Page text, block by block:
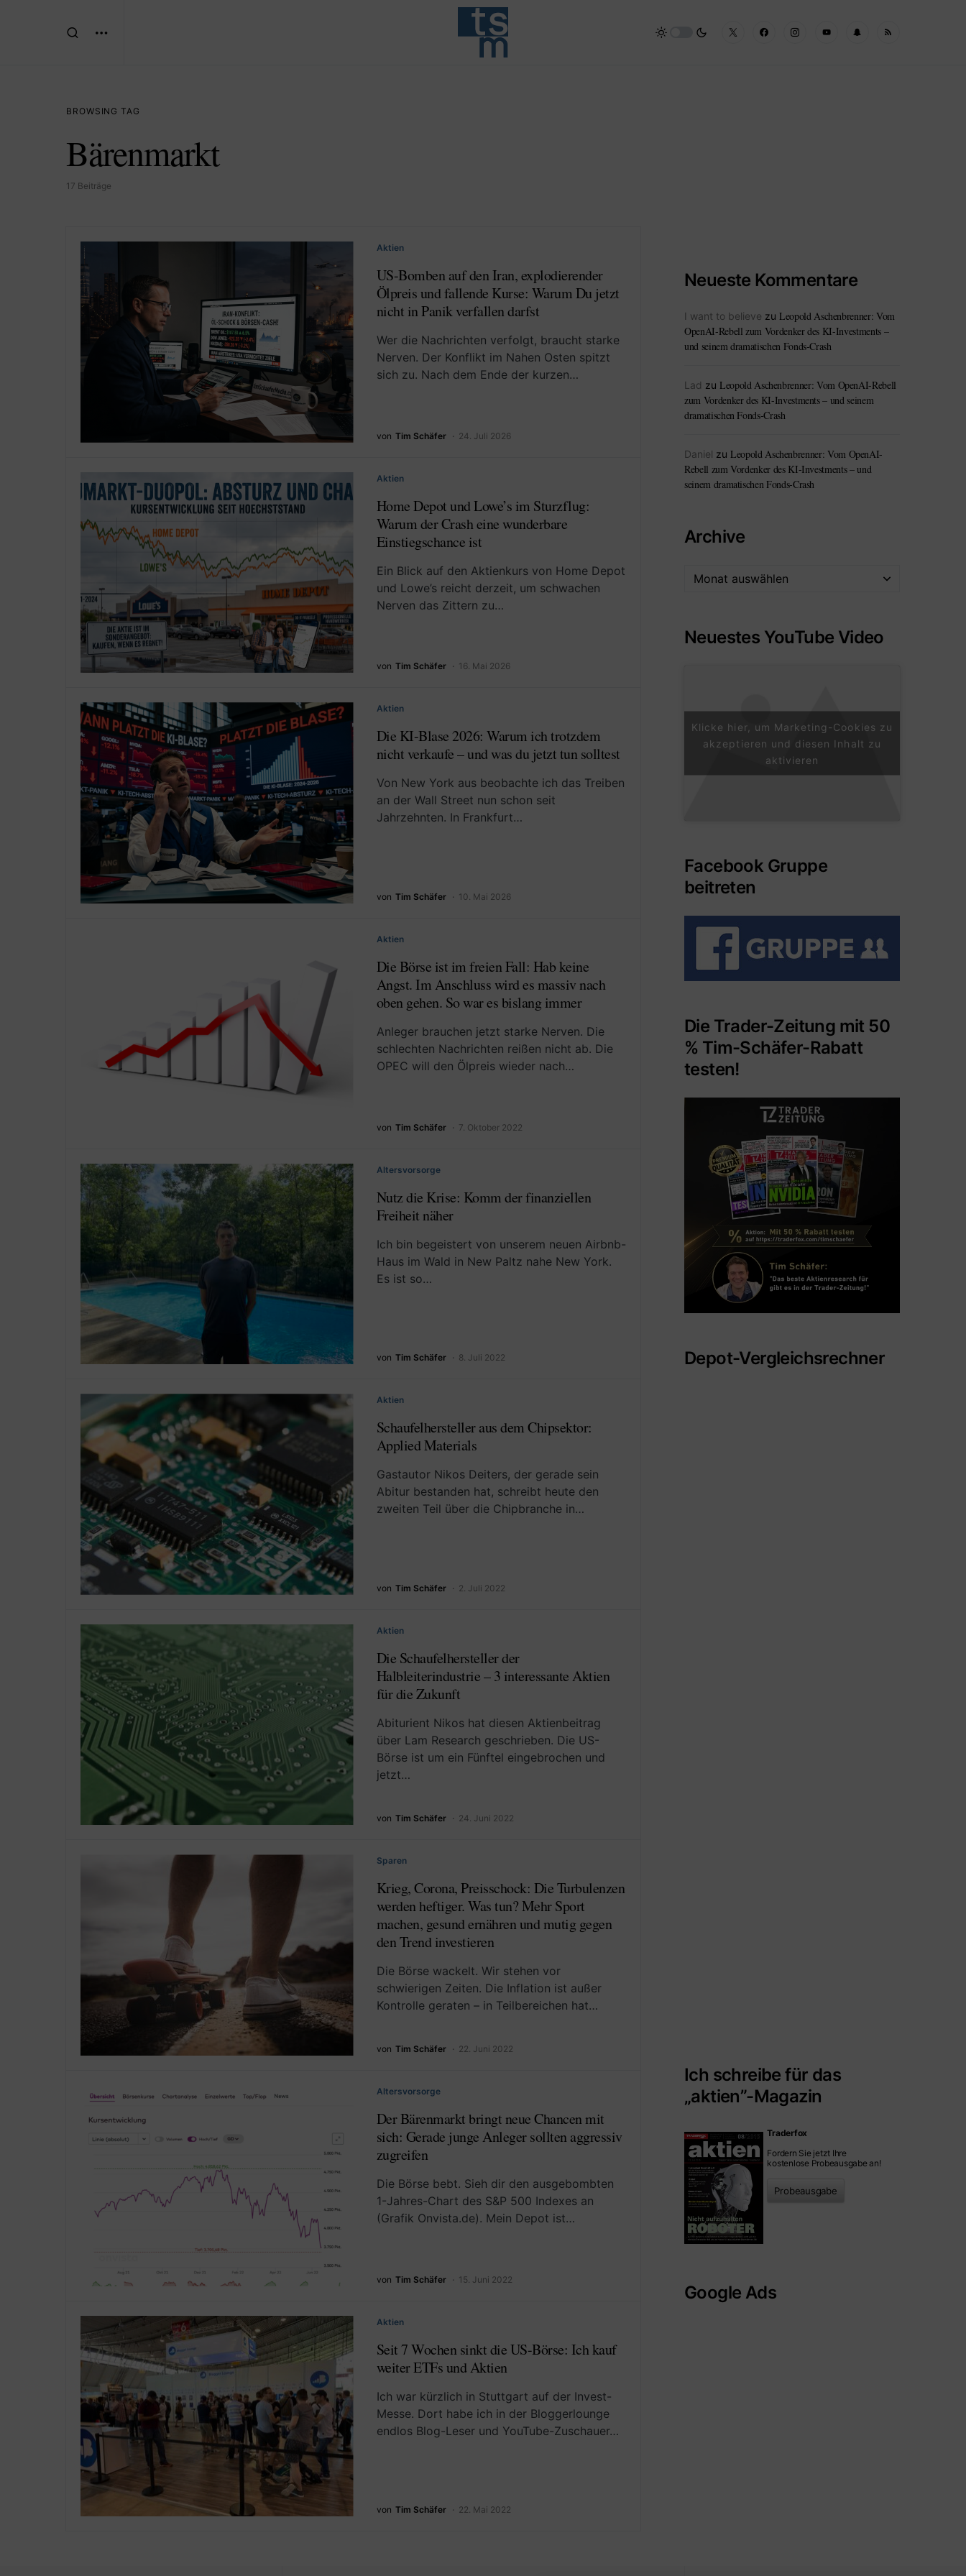
BROWSING TAG
Bärenmarkt
17 Beiträge
Aktien
US-Bomben auf den Iran, explodierender
Ölpreis und fallende Kurse: Warum Du jetzt
nicht in Panik verfallen darfst
Wer die Nachrichten verfolgt, braucht starke
Nerven. Der Konflikt im Nahen Osten spitzt
sich zu. Nach dem Ende der kurzen…
von Tim Schäfer 24. Juli 2026
Aktien
Home Depot und Lowe’s im Sturzflug:
Warum der Crash eine wunderbare
Einstiegschance ist
Ein Blick auf den Aktienkurs von Home Depot
und Lowe’s reicht derzeit, um schwachen
Nerven das Zittern zu…
von Tim Schäfer 16. Mai 2026
Aktien
Die KI-Blase 2026: Warum ich trotzdem
nicht verkaufe – und was du jetzt tun solltest
Von New York aus beobachte ich das Treiben
an der Wall Street nun schon seit
Jahrzehnten. In Frankfurt…
von Tim Schäfer 10. Mai 2026
Aktien
Die Börse ist im freien Fall: Hab keine
Angst. Im Anschluss wird es massiv nach
oben gehen. So war es bislang immer
Anleger brauchen jetzt starke Nerven. Die
schlechten Nachrichten reißen nicht ab. Die
OPEC will den Ölpreis wieder nach…
von Tim Schäfer 7. Oktober 2022
Altersvorsorge
Nutz die Krise: Komm der finanziellen
Freiheit näher
Ich bin begeistert von unserem neuen Airbnb-
Haus im Wald in New Paltz nahe New York.
Es ist so…
von Tim Schäfer 8. Juli 2022
Aktien
Schaufelhersteller aus dem Chipsektor:
Applied Materials
Gastautor Nikos Deiters, der gerade sein
Abitur bestanden hat, schreibt heute den
zweiten Teil über die Chipbranche in…
von Tim Schäfer 2. Juli 2022
Aktien
Die Schaufelhersteller der
Halbleiterindustrie – 3 interessante Aktien
für die Zukunft
Abiturient Nikos hat diesen Aktienbeitrag
über Lam Research geschrieben. Die US-
Börse ist um ein Fünftel eingebrochen und
jetzt…
von Tim Schäfer 24. Juni 2022
Sparen
Krieg, Corona, Preisschock: Die Turbulenzen
werden heftiger. Was tun? Mehr Sport
machen, gesund ernähren und mutig gegen
den Trend investieren
Die Börse wackelt. Wir stehen vor
schwierigen Zeiten. Die Inflation ist außer
Kontrolle geraten – in Teilbereichen hat…
von Tim Schäfer 22. Juni 2022
Altersvorsorge
Der Bärenmarkt bringt neue Chancen mit
sich: Gerade junge Anleger sollten aggressiv
zugreifen
Die Börse bebt. Sieh dir den ausgebombten
1-Jahres-Chart des S&P 500 Indexes an
(Grafik Onvista.de). Mein Depot ist…
von Tim Schäfer 15. Juni 2022
Aktien
Seit 7 Wochen sinkt die US-Börse: Ich kauf
weiter ETFs und Aktien
Ich war kürzlich in Stuttgart auf der Invest-
Messe. Dort habe ich in der Bloggerlounge
endlos Blog-Leser und YouTube-Zuschauer…
von Tim Schäfer 22. Mai 2022
Neueste Kommentare
I want to believe zu Leopold Aschenbrenner: Vom
OpenAI-Rebell zum Vordenker des KI-Investments –
und seinem dramatischen Fonds-Crash
Lad zu Leopold Aschenbrenner: Vom OpenAI-Rebell
zum Vordenker des KI-Investments – und seinem
dramatischen Fonds-Crash
Daniel zu Leopold Aschenbrenner: Vom OpenAI-
Rebell zum Vordenker des KI-Investments – und
seinem dramatischen Fonds-Crash
Archive
Neuestes YouTube Video
Klicke hier, um Marketing-Cookies zu
akzeptieren und diesen Inhalt zu
aktivieren
Facebook Gruppe
beitreten
Die Trader-Zeitung mit 50
% Tim-Schäfer-Rabatt
testen!
Depot-Vergleichsrechner
Ich schreibe für das
„aktien”-Magazin
Traderfox
Fordern Sie jetzt Ihre
kostenlose Probeausgabe an!
Probeausgabe
Google Ads